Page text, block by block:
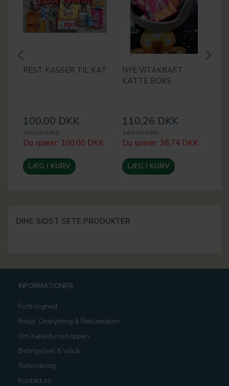
REST KASSER TIL KAT
100,00 DKK
200,00 DKK
Du sparer: 100,00 DKK
LÆG I KURV
NYE VITAKRAFT
KATTE BOKS
110,26 DKK
149,00 DKK
Du sparer: 38,74 DKK
LÆG I KURV
DINE SIDST SETE PRODUKTER
INFORMATIONER
Fortrolighed
Retur, Ombytning & Reklamation
Om Kæledyrsshoppen
Betingelser & Vilkår
Returnering
Kontakt os